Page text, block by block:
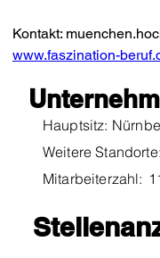
Kontakt:
www.faszination-
Hauptsitz:
Weitere Standorte:
Mitarbeiterzahl: